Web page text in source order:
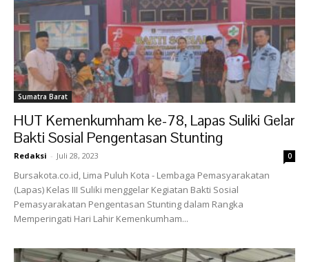
Sumatra Barat
HUT Kemenkumham ke-78, Lapas Suliki Gelar
Bakti Sosial Pengentasan Stunting
Redaksi - Juli 28, 2023 0
Bursakota.co.id, Lima Puluh Kota - Lembaga Pemasyarakatan
(Lapas) Kelas III Suliki menggelar Kegiatan Bakti Sosial
Pemasyarakatan Pengentasan Stunting dalam Rangka
Memperingati Hari Lahir Kemenkumham...